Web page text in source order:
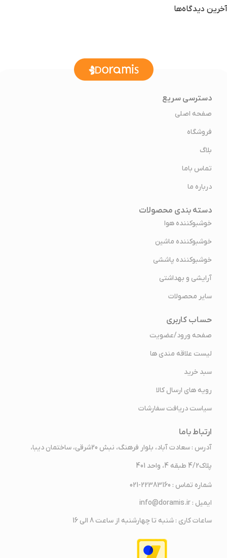
آخرین دیدگاه‌ها
دسترسی سریع
صفحه اصلی
فروشگاه
بلاگ
تماس باما
درباره ما
دسته بندی محصولات
خوشبوکننده هوا
خوشبوکننده ماشین
خوشبوکننده پاششی
آرایشی و بهداشتی
سایر محصولات
حساب کاربری
صفحه ورود/عضویت
لیست علاقه مندی ها
سبد خرید
رویه های ارسال کالا
سیاست دریافت سفارشات
ارتباط باما
آدرس : سعادت آباد، بلوار فرهنگ، نبش 20شرقی، ساختمان دیبا،
پلاک4/2 طبقه 4، واحد 401
شماره تماس : 22383160-021
ایمیل : info@doramis.ir
ساعات کاری : شنبه تا چهارشنبه از ساعت 8 الی 16